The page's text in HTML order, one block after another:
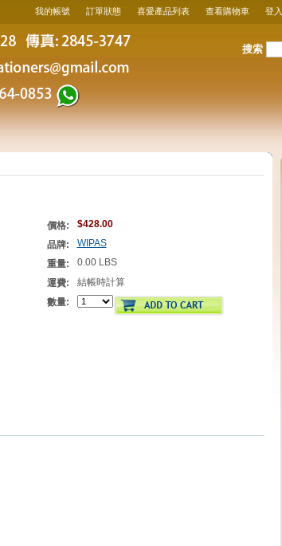
我的帳號 訂單狀態 喜愛產品列表 查看購物車 登入
搜索
價格:
$428.00
品牌:
WIPAS
重量:
0.00 LBS
運費:
結帳時計算
數量: